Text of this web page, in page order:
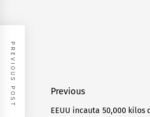
Navegación
de
Previous
Previous
EEUU incauta 50,000
PREVIOUS POST